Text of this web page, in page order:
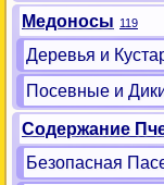
Медоносы 119
Деревья и
Посевные и
Содержание
Безопасная